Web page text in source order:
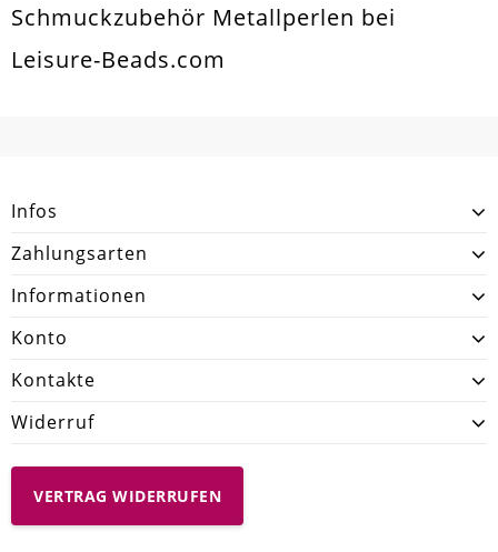
Schmuckzubehör Metallperlen bei
Leisure-Beads.com
Infos
Zahlungsarten
Informationen
Konto
Kontakte
Widerruf
VERTRAG WIDERRUFEN